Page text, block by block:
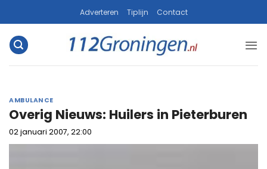
naar
inhoud
Adverteren Tiplijn Contact
AMBULANCE
Overig Nieuws: Huilers in Pieterburen
02 januari 2007, 22:00